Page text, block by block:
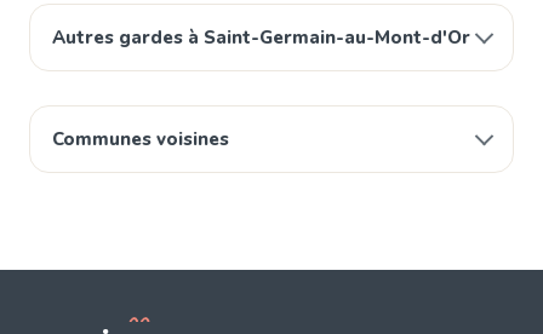
Autres gardes à Saint-Germain-au-Mont-d'Or
Communes voisines